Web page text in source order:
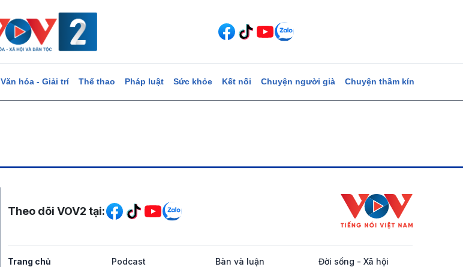
Văn hóa - Giải trí Thể thao Pháp luật Sức khỏe Kết nối Chuyện người già Chuyện thầm kín
Mạng xã hội
Theo dõi VOV2 tại:
Trang chủ Podcast Bàn và luận Đời sống - Xã hội